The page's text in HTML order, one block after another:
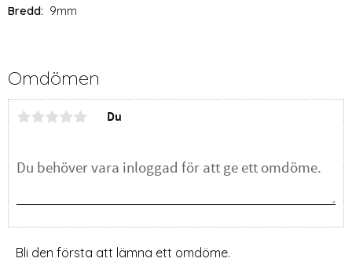
Bredd: 9mm
Omdömen
Du
Bli den första att lämna ett omdöme.